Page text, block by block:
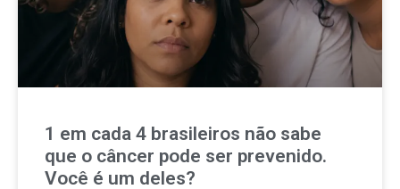
1 em cada 4 brasileiros não sabe
que o câncer pode ser prevenido.
Você é um deles?